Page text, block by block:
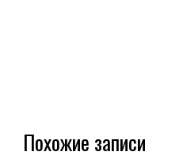
Похожие записи